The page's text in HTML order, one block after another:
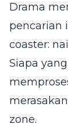
Drama
pencarian
coaster:
Siapa
zone.